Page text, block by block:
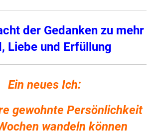
der Gedanken zu mehr
Liebe und Erfüllung
Ein neues Ich:
gewohnte Persönlichkeit
wandeln können